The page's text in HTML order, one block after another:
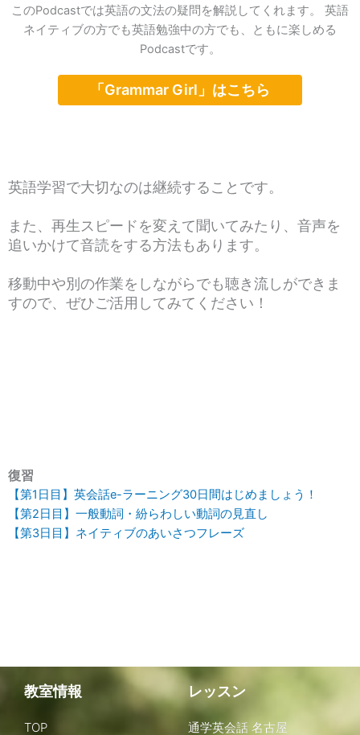
このPodcastでは英語の文法の疑問を解説してくれます。 英語
ネイティブの方でも英語勉強中の方でも、ともに楽しめる
Podcastです。
「Grammar Girl」はこちら
英語学習で大切なのは継続することです。
また、再生スピードを変えて聞いてみたり、音声を
追いかけて音読をする方法もあります。
移動中や別の作業をしながらでも聴き流しができま
すので、ぜひご活用してみてください！
復習
【第1日目】英会話e-ラーニング30日間はじめましょう！
【第2日目】一般動詞・紛らわしい動詞の見直し
【第3日目】ネイティブのあいさつフレーズ
教室情報
TOP
レッスン
通学英会話 名古屋